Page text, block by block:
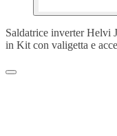
Saldatrice inverter Helvi
in Kit con valigetta e